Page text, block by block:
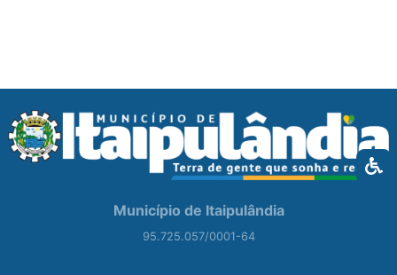
Município de Itaipulândia
95.725.057/0001-64